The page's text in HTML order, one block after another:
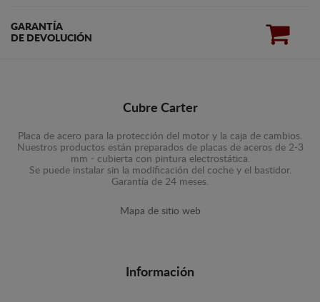
GARANTÍA
DE DEVOLUCIÓN
Cubre Carter
Placa de acero para la protección del motor y la caja de cambios.
Nuestros productos están preparados de placas de aceros de 2-3
mm - cubierta con pintura electrostática.
Se puede instalar sin la modificación del coche y el bastidor.
Garantía de 24 meses.
Mapa de sitio web
Información